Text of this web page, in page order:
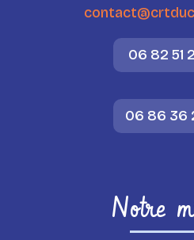
06 82 51
06 86 36
Notre